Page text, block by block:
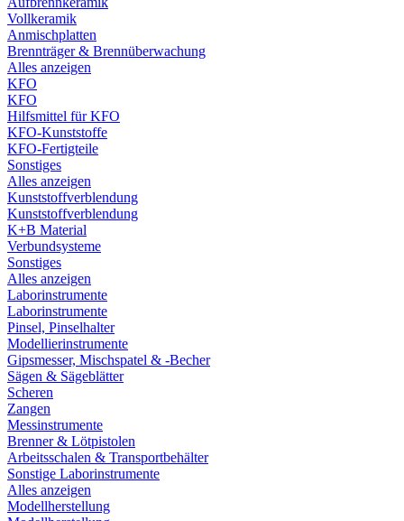
Vollkeramik
Anmischplatten
Brennträger & Brennüberwachung
Alles anzeigen
KFO
KFO
Hilfsmittel für KFO
KFO-Kunststoffe
KFO-Fertigteile
Sonstiges
Alles anzeigen
Kunststoffverblendung
Kunststoffverblendung
K+B Material
Verbundsysteme
Sonstiges
Alles anzeigen
Laborinstrumente
Laborinstrumente
Pinsel, Pinselhalter
Modellierinstrumente
Gipsmesser, Mischspatel & -Becher
Sägen & Sägeblätter
Scheren
Zangen
Messinstrumente
Brenner & Lötpistolen
Arbeitsschalen & Transportbehälter
Sonstige Laborinstrumente
Alles anzeigen
Modellherstellung